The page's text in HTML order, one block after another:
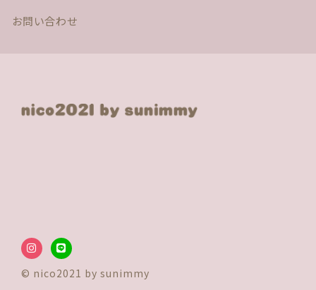
お問い合わせ
© nico2021 by sunimmy